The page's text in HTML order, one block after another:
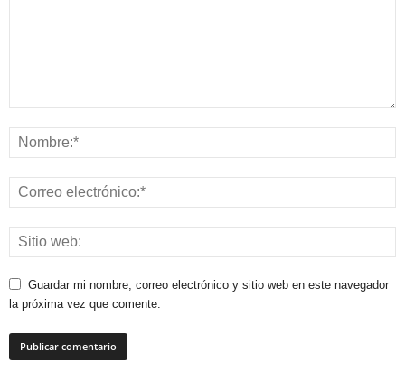
Guardar mi nombre, correo electrónico y sitio web en este navegador
la próxima vez que comente.